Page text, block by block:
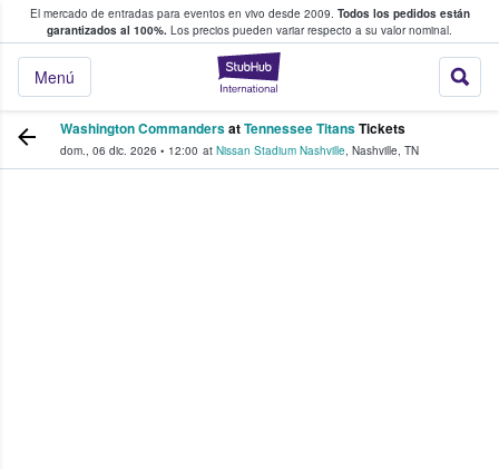
El mercado de entradas para eventos en vivo desde 2009. Todos los pedidos están
garantizados al 100%. Los precios pueden variar respecto a su valor nominal.
StubHub:
Menú
y venta de entradas entre fans
Washington CommandersatTennessee TitansTickets
dom., 06 dic. 2026 • 12:00 at Nissan Stadium Nashville, Nashville, TN